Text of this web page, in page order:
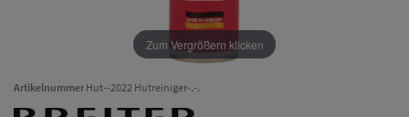
Zum Vergrößern klicken
ArtikelnummerHut--2022 Hutreiniger-.-.